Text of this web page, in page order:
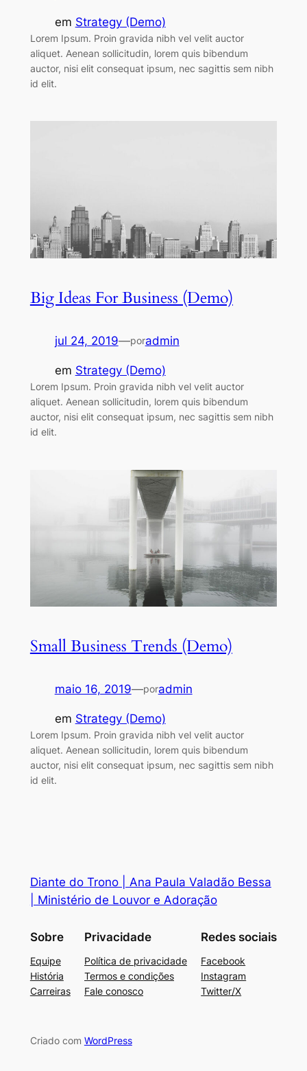
em Strategy (Demo)
Lorem Ipsum. Proin gravida nibh vel velit auctor
aliquet. Aenean sollicitudin, lorem quis bibendum
auctor, nisi elit consequat ipsum, nec sagittis sem nibh
id elit.
Big Ideas For Business (Demo)
jul 24, 2019—poradmin
em Strategy (Demo)
Lorem Ipsum. Proin gravida nibh vel velit auctor
aliquet. Aenean sollicitudin, lorem quis bibendum
auctor, nisi elit consequat ipsum, nec sagittis sem nibh
id elit.
Small Business Trends (Demo)
maio 16, 2019—poradmin
em Strategy (Demo)
Lorem Ipsum. Proin gravida nibh vel velit auctor
aliquet. Aenean sollicitudin, lorem quis bibendum
auctor, nisi elit consequat ipsum, nec sagittis sem nibh
id elit.
Diante do Trono | Ana Paula Valadão Bessa
| Ministério de Louvor e Adoração
Sobre
Equipe
História
Carreiras
Privacidade
Política de privacidade
Termos e condições
Fale conosco
Redes sociais
Facebook
Instagram
Twitter/X
Criado com WordPress